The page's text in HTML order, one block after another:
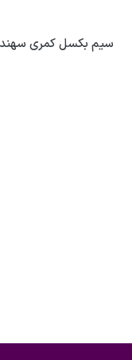
سیم بکسل کمری سهند